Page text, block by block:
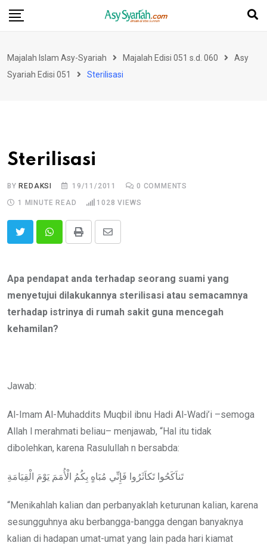
Skip
Majalah Islam Asy-Syariah Majalah Edisi 051 s.d. 060
Asy
Syariah Edisi 051
Sterilisasi
Sterilisasi
BYREDAKSI 19/11/2011 0 COMMENTS
1 MINUTE READ
1028 VIEWS
Print
Share
Email
Apa pendapat anda terhadap seorang suami yang
menyetujui dilakukannya sterilisasi atau semacamnya
terhadap istrinya di rumah sakit guna mencegah
kehamilan?
Jawab:
Al-Imam Al-Muhaddits Muqbil ibnu Hadi Al-Wadi’i –semoga
Allah l merahmati beliau– menjawab, “Hal itu tidak
dibolehkan, karena Rasulullah n bersabda:
تَناَكَحُوا تَكاَثَرُوا فَإِنِّي مُبَاهٍ بِكُمُ الْأُمَمَ يَوْمَ الْقِيَامَةِ
“Menikahlah kalian dan perbanyaklah keturunan kalian, karena
sesungguhnya aku berbangga-bangga dengan banyaknya
kalian di hadapan umat-umat yang lain pada hari kiamat